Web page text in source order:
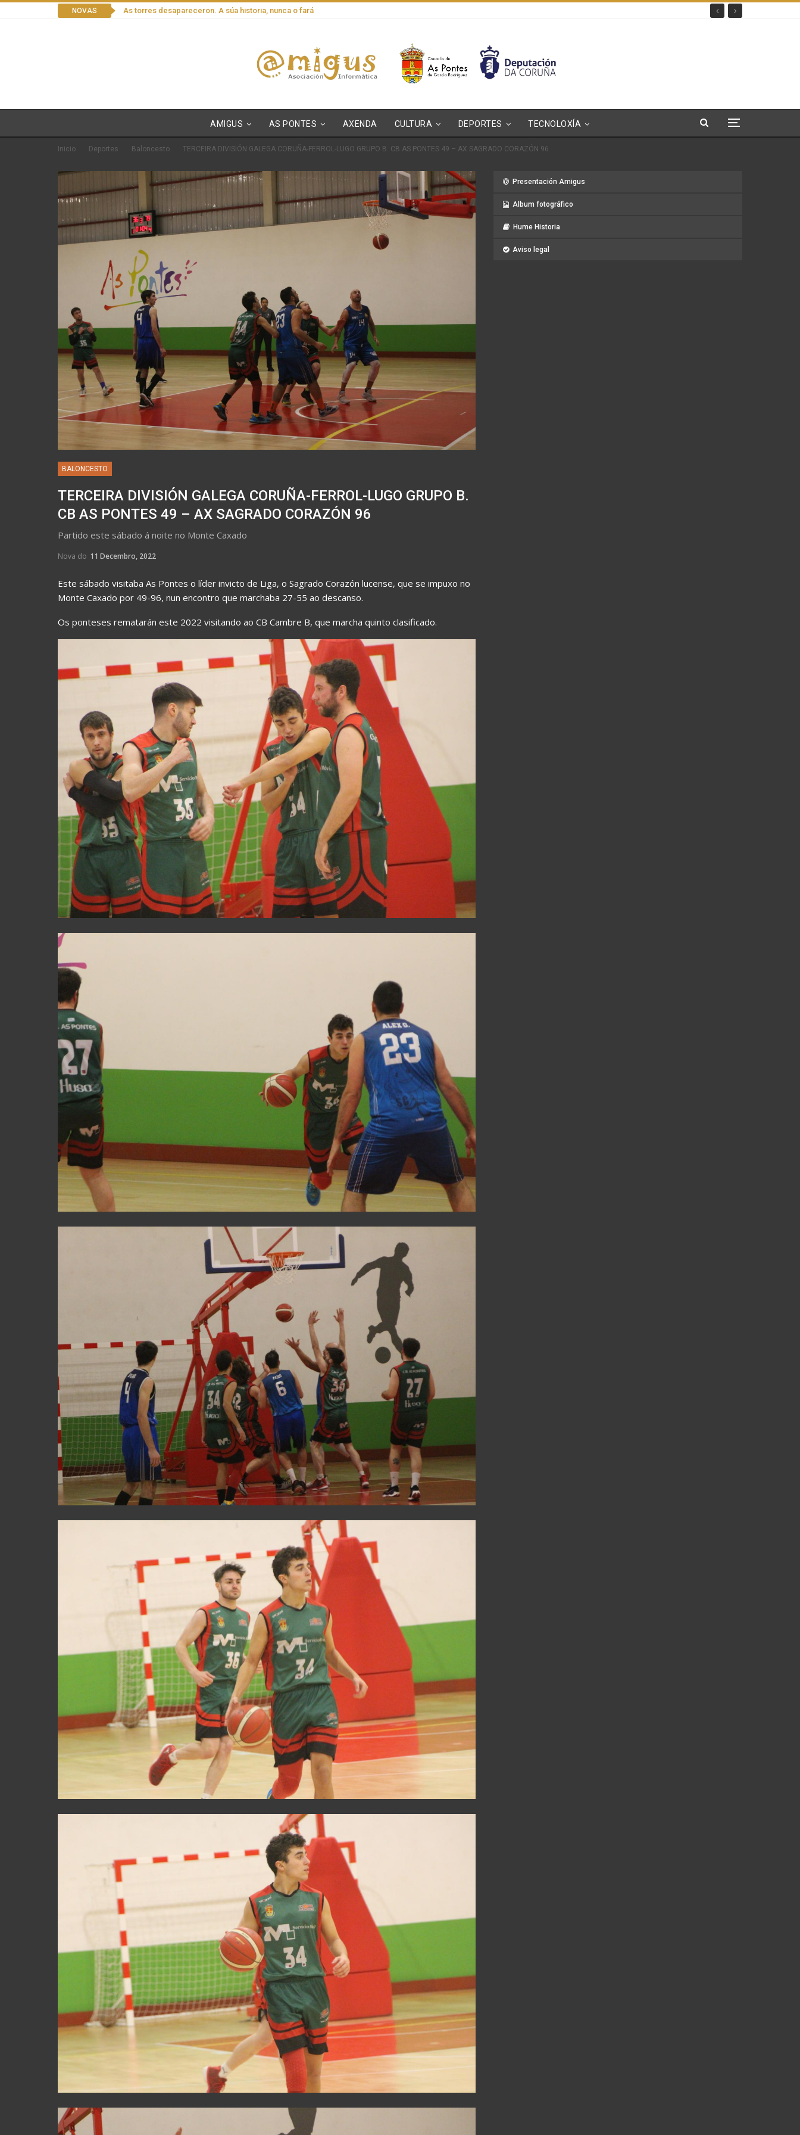
NOVAS As torres desapareceron. A súa historia, nunca o fará
AMIGUS AS PONTES AXENDA CULTURA DEPORTES TECNOLOXÍA
Inicio Deportes Baloncesto TERCEIRA DIVISIÓN GALEGA CORUÑA-FERROL-LUGO GRUPO B. CB AS PONTES 49 – AX SAGRADO CORAZÓN 96
BALONCESTO
TERCEIRA DIVISIÓN GALEGA CORUÑA-FERROL-LUGO GRUPO B.
CB AS PONTES 49 – AX SAGRADO CORAZÓN 96
Partido este sábado á noite no Monte Caxado
Nova do 11 Decembro, 2022
Este sábado visitaba As Pontes o líder invicto de Liga, o Sagrado Corazón lucense, que se impuxo no
Monte Caxado por 49-96, nun encontro que marchaba 27-55 ao descanso.
Os ponteses rematarán este 2022 visitando ao CB Cambre B, que marcha quinto clasificado.
Presentación Amigus
Album fotográfico
Hume Historia
Aviso legal